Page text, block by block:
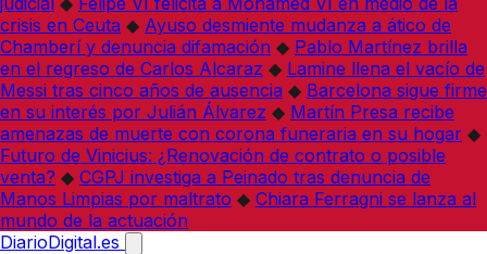
crisis en Ceuta ◆ Ayuso desmiente mudanza a ático de
Chamberí y denuncia difamación ◆ Pablo Martínez brilla
en el regreso de Carlos Alcaraz ◆ Lamine llena el vacío de
Messi tras cinco años de ausencia ◆ Barcelona sigue firme
en su interés por Julián Álvarez ◆ Martín Presa recibe
amenazas de muerte con corona funeraria en su hogar ◆
Futuro de Vinicius: ¿Renovación de contrato o posible
venta? ◆ CGPJ investiga a Peinado tras denuncia de
Manos Limpias por maltrato ◆ Chiara Ferragni se lanza al
mundo de la actuación
DiarioDigital.es